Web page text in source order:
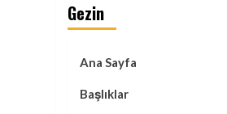
Gezin
Ana Sayfa
Başlıklar